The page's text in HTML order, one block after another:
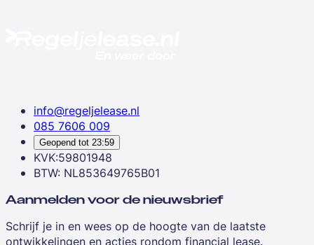
info@regeljelease.nl
085 7606 009
Geopend tot 23:59
KVK:59801948
BTW: NL853649765B01
Aanmelden voor de nieuwsbrief
Schrijf je in en wees op de hoogte van de laatste
ontwikkelingen en acties rondom financial lease.